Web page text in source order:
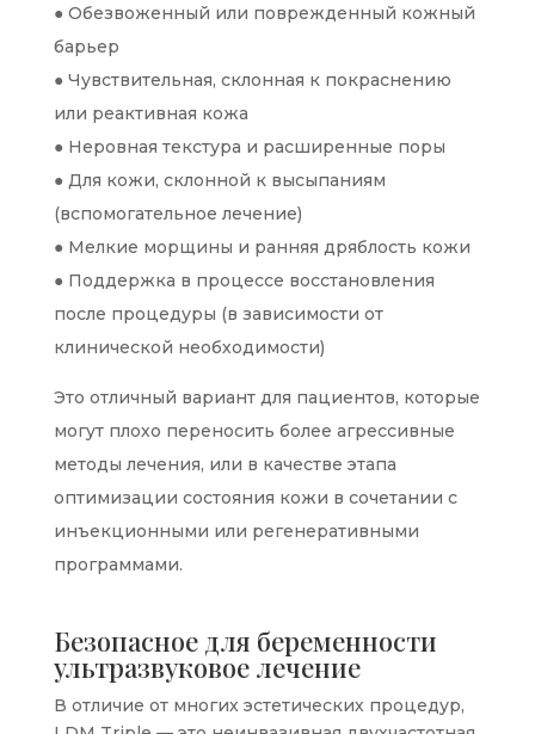
● Обезвоженный или поврежденный кожный
барьер
● Чувствительная, склонная к покраснению
или реактивная кожа
● Неровная текстура и расширенные поры
● Для кожи, склонной к высыпаниям
(вспомогательное лечение)
● Мелкие морщины и ранняя дряблость кожи
● Поддержка в процессе восстановления
после процедуры (в зависимости от
клинической необходимости)
Это отличный вариант для пациентов, которые
могут плохо переносить более агрессивные
методы лечения, или в качестве этапа
оптимизации состояния кожи в сочетании с
инъекционными или регенеративными
программами.
Безопасное для беременности
ультразвуковое лечение
В отличие от многих эстетических процедур,